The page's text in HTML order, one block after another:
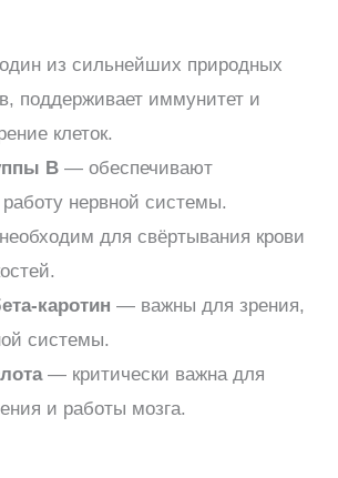
из сильнейших природных
поддерживает иммунитет и
клеток.
B — обеспечивают
нервной системы.
для свёртывания крови
каротин — важны для зрения,
системы.
— критически важна для
и работы мозга.